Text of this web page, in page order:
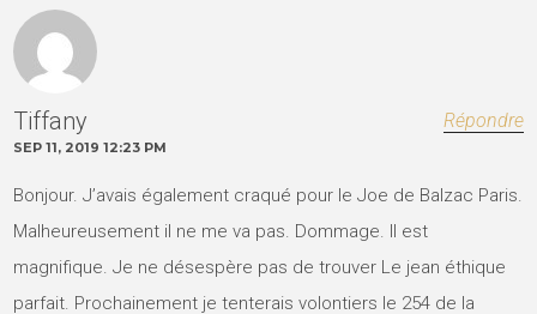
Tiffany Répondre
SEP 11, 2019 12:23 PM
Bonjour. J’avais également craqué pour le Joe de Balzac Paris.
Malheureusement il ne me va pas. Dommage. Il est
magnifique. Je ne désespère pas de trouver Le jean éthique
parfait. Prochainement je tenterais volontiers le 254 de la